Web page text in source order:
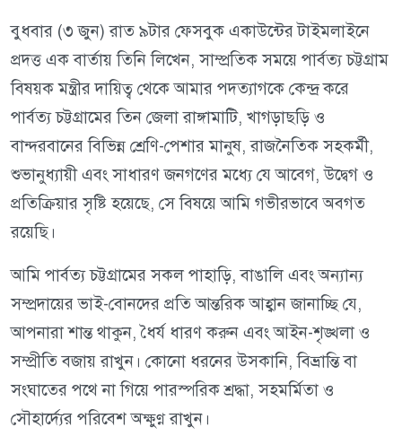
বুধবার (৩ জুন) রাত ৯টার ফেসবুক একাউন্টের টাইমলাইনে
প্রদত্ত এক বার্তায় তিনি লিখেন, সাম্প্রতিক সময়ে পার্বত্য চট্টগ্রাম
বিষয়ক মন্ত্রীর দায়িত্ব থেকে আমার পদত্যাগকে কেন্দ্র করে
পার্বত্য চট্টগ্রামের তিন জেলা রাঙ্গামাটি, খাগড়াছড়ি ও
বান্দরবানের বিভিন্ন শ্রেণি-পেশার মানুষ, রাজনৈতিক সহকর্মী,
শুভানুধ্যায়ী এবং সাধারণ জনগণের মধ্যে যে আবেগ, উদ্বেগ ও
প্রতিক্রিয়ার সৃষ্টি হয়েছে, সে বিষয়ে আমি গভীরভাবে অবগত
রয়েছি।
আমি পার্বত্য চট্টগ্রামের সকল পাহাড়ি, বাঙালি এবং অন্যান্য
সম্প্রদায়ের ভাই-বোনদের প্রতি আন্তরিক আহ্বান জানাচ্ছি যে,
আপনারা শান্ত থাকুন, ধৈর্য ধারণ করুন এবং আইন-শৃঙ্খলা ও
সম্প্রীতি বজায় রাখুন। কোনো ধরনের উসকানি, বিভ্রান্তি বা
সংঘাতের পথে না গিয়ে পারস্পরিক শ্রদ্ধা, সহমর্মিতা ও
সৌহার্দ্যের পরিবেশ অক্ষুণ্ণ রাখুন।